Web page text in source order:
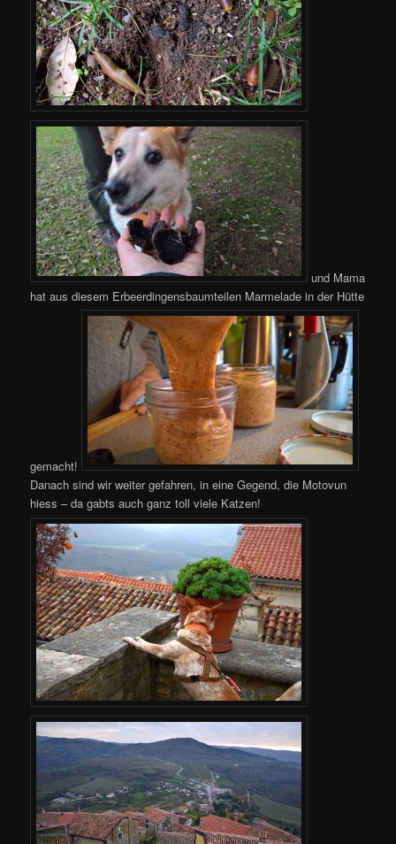
und Mama
hat aus diesem Erbeerdingensbaumteilen Marmelade in der Hütte
gemacht!
Danach sind wir weiter gefahren, in eine Gegend, die Motovun
hiess – da gabts auch ganz toll viele Katzen!